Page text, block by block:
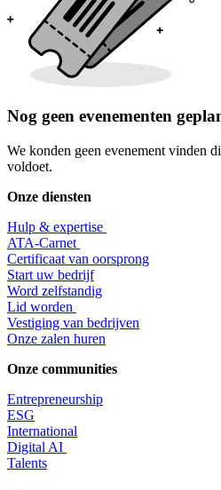
Nog geen evenementen
We konden geen evenement vinden
voldoet.
Onze diensten
Hulp & expertise
​ATA-Carnet
Certificaat van oorsprong
Start uw bedrijf
Word zelfstandig
Lid worden
​Vestiging van bedrijven
Onze zalen huren
Onze communities
Entrepreneurship
ESG
International
Digital AI
Talents